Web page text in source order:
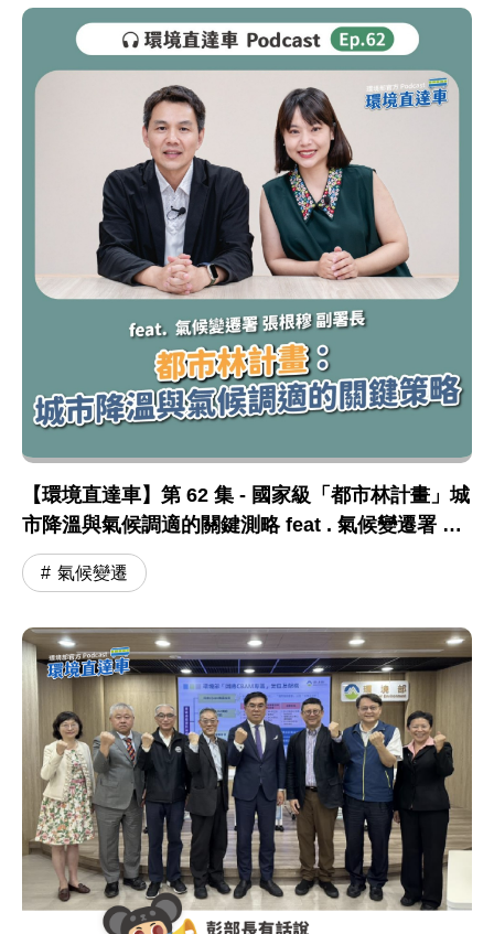
【環境直達車】第 62 集 - 國家級「都市林計畫」城
市降溫與氣候調適的關鍵測略 feat . 氣候變遷署 張
根穆副署長
氣候變遷